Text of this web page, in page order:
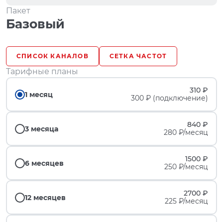
Пакет
Базовый
СПИСОК КАНАЛОВ СЕТКА ЧАСТОТ
Тарифные планы
1 месяц
310 ₽
300 ₽ (подключение)
3 месяца
840 ₽
280 ₽/месяц
6 месяцев
1500 ₽
250 ₽/месяц
12 месяцев
2700 ₽
225 ₽/месяц